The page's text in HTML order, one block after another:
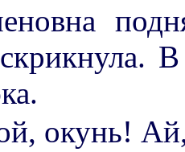
окунь!